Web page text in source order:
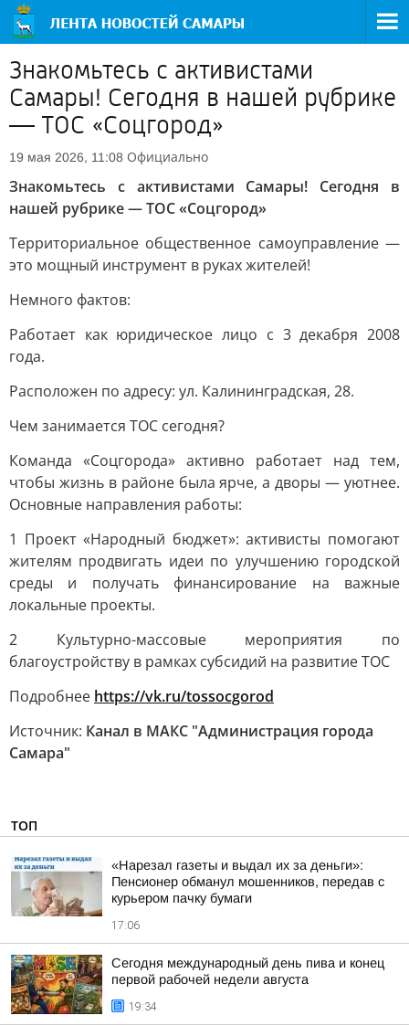
Знакомьтесь с активистами
Самары! Сегодня в нашей рубрике
— ТОС «Соцгород»
19 мая 2026, 11:08 Официально
Знакомьтесь с активистами Самары! Сегодня в
нашей рубрике — ТОС «Соцгород»
Территориальное общественное самоуправление —
это мощный инструмент в руках жителей!
Немного фактов:
Работает как юридическое лицо с 3 декабря 2008
года.
Расположен по адресу: ул. Калининградская, 28.
Чем занимается ТОС сегодня?
Команда «Соцгорода» активно работает над тем,
чтобы жизнь в районе была ярче, а дворы — уютнее.
Основные направления работы:
1 Проект «Народный бюджет»: активисты помогают
жителям продвигать идеи по улучшению городской
среды и получать финансирование на важные
локальные проекты.
2 Культурно-массовые мероприятия по
благоустройству в рамках субсидий на развитие ТОС
Подробнее https://vk.ru/tossocgorod
Источник: Канал в МАКС "Администрация города
Самара"
ТОП
«Нарезал газеты и выдал их за деньги»:
Пенсионер обманул мошенников, передав с
курьером пачку бумаги
17:06
Сегодня международный день пива и конец
первой рабочей недели августа
19:34